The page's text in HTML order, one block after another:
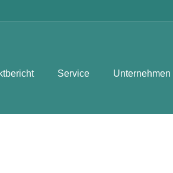
Service Unternehmen